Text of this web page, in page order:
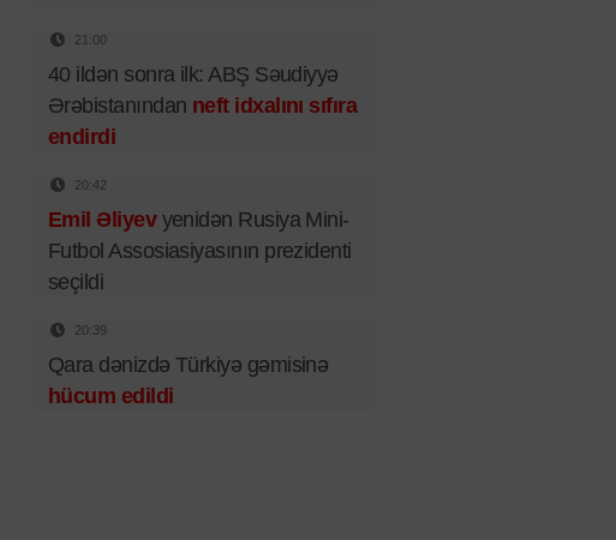
21:00
40 ildən sonra ilk: ABŞ Səudiyyə
Ərəbistanından neft idxalını sıfıra
endirdi
20:42
Emil Əliyevyenidən Rusiya Mini-
Futbol Assosiasiyasının prezidenti
seçildi
20:39
Qara dənizdə Türkiyə gəmisinə
hücum edildi